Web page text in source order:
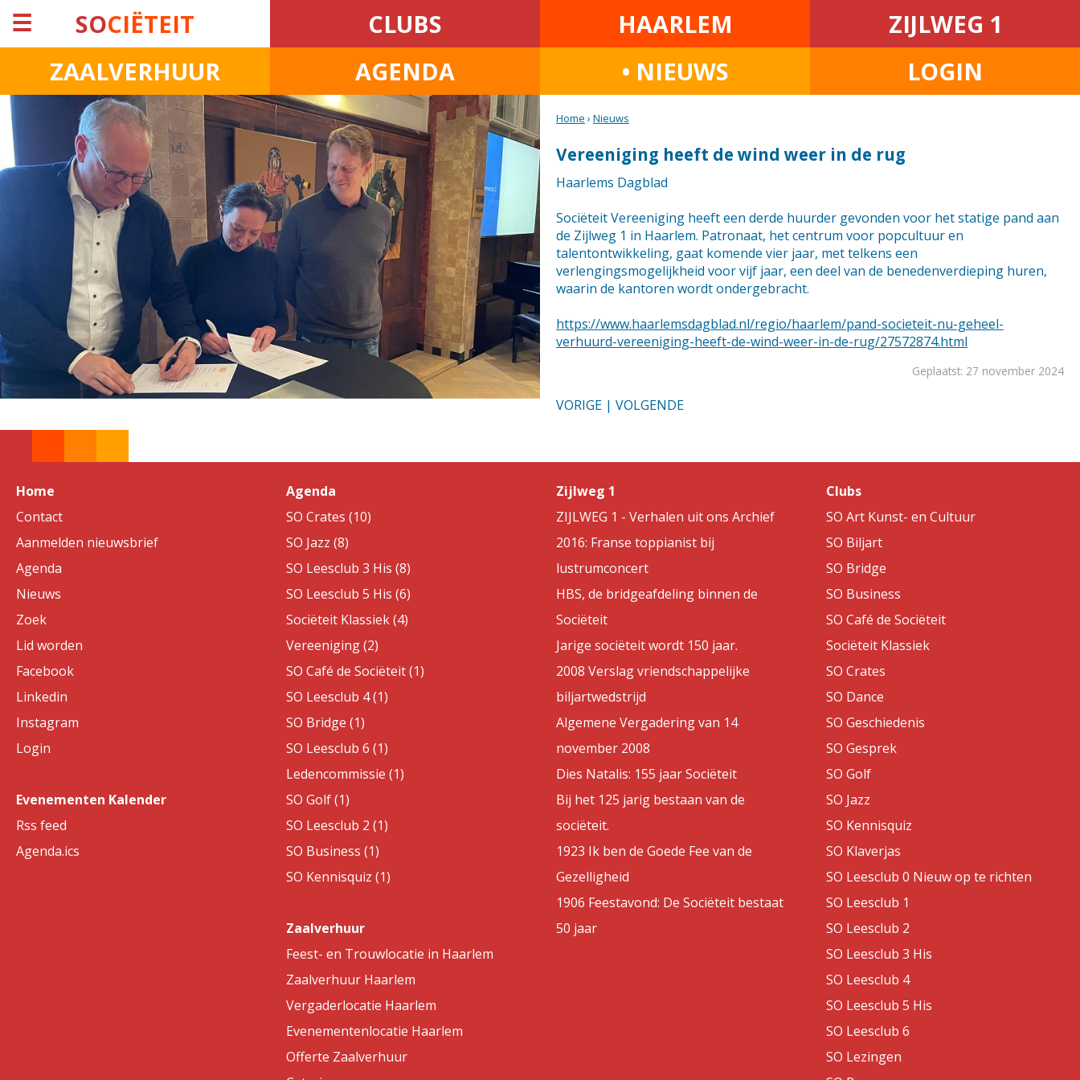
☰ SOCIËTEIT CLUBS HAARLEM
ZIJLWEG 1
ZAALVERHUUR
AGENDA • NIEUWS LOGIN
Home › Nieuws
Vereeniging heeft de wind weer in de rug
Haarlems Dagblad
Sociëteit Vereeniging heeft een derde huurder gevonden voor het statige pand aan
de Zijlweg 1 in Haarlem. Patronaat, het centrum voor popcultuur en
talentontwikkeling, gaat komende vier jaar, met telkens een
verlengingsmogelijkheid voor vijf jaar, een deel van de benedenverdieping huren,
waarin de kantoren wordt ondergebracht.
https://www.haarlemsdagblad.nl/regio/haarlem/pand-societeit-nu-geheel-
verhuurd-vereeniging-heeft-de-wind-weer-in-de-rug/27572874.html
Geplaatst: 27 november 2024
VORIGE | VOLGENDE
Home
Contact
Aanmelden nieuwsbrief
Agenda
Nieuws
Zoek
Lid worden
Facebook
Linkedin
Instagram
Login
Evenementen Kalender
Rss feed
Agenda.ics
Agenda
SO Crates (10)
SO Jazz (8)
SO Leesclub 3 His (8)
SO Leesclub 5 His (6)
Sociëteit Klassiek (4)
Vereeniging (2)
SO Café de Sociëteit (1)
SO Leesclub 4 (1)
SO Bridge (1)
SO Leesclub 6 (1)
Ledencommissie (1)
SO Golf (1)
SO Leesclub 2 (1)
SO Business (1)
SO Kennisquiz (1)
Zaalverhuur
Feest- en Trouwlocatie in Haarlem
Zaalverhuur Haarlem
Vergaderlocatie Haarlem
Evenementenlocatie Haarlem
Offerte Zaalverhuur
Zijlweg 1
ZIJLWEG 1 - Verhalen uit ons Archief
2016: Franse toppianist bij
lustrumconcert
HBS, de bridgeafdeling binnen de
Sociëteit
Jarige sociëteit wordt 150 jaar.
2008 Verslag vriendschappelijke
biljartwedstrijd
Algemene Vergadering van 14
november 2008
Dies Natalis: 155 jaar Sociëteit
Bij het 125 jarig bestaan van de
sociëteit.
1923 Ik ben de Goede Fee van de
Gezelligheid
1906 Feestavond: De Sociëteit bestaat
50 jaar
Clubs
SO Art Kunst- en Cultuur
SO Biljart
SO Bridge
SO Business
SO Café de Sociëteit
Sociëteit Klassiek
SO Crates
SO Dance
SO Geschiedenis
SO Gesprek
SO Golf
SO Jazz
SO Kennisquiz
SO Klaverjas
SO Leesclub 0 Nieuw op te richten
SO Leesclub 1
SO Leesclub 2
SO Leesclub 3 His
SO Leesclub 4
SO Leesclub 5 His
SO Leesclub 6
SO Lezingen